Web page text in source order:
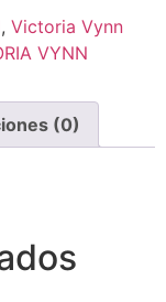
, Victoria Vynn
VYNN
(0)